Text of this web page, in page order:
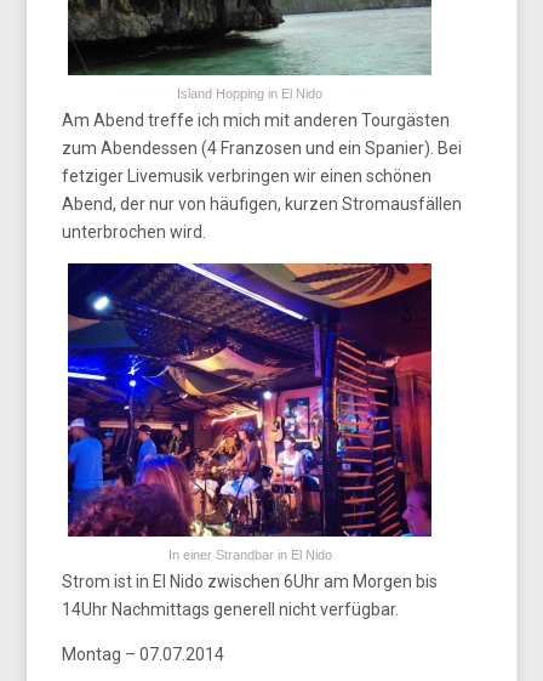
Island Hopping in El Nido
Am Abend treffe ich mich mit anderen Tourgästen
zum Abendessen (4 Franzosen und ein Spanier). Bei
fetziger Livemusik verbringen wir einen schönen
Abend, der nur von häufigen, kurzen Stromausfällen
unterbrochen wird.
In einer Strandbar in El Nido
Strom ist in El Nido zwischen 6Uhr am Morgen bis
14Uhr Nachmittags generell nicht verfügbar.
Montag – 07.07.2014